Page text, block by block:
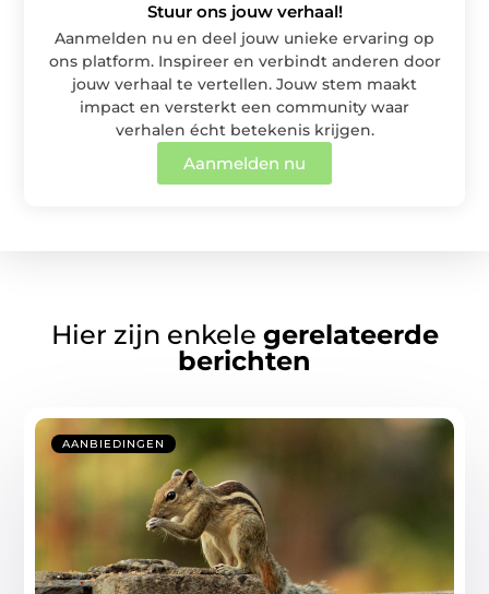
Stuur ons jouw verhaal!
Aanmelden nu en deel jouw unieke ervaring op
ons platform. Inspireer en verbindt anderen door
jouw verhaal te vertellen. Jouw stem maakt
impact en versterkt een community waar
verhalen écht betekenis krijgen.
Aanmelden nu
Hier zijn enkele gerelateerde
berichten
AANBIEDINGEN